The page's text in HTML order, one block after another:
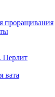
проращивания
Перлит
вата